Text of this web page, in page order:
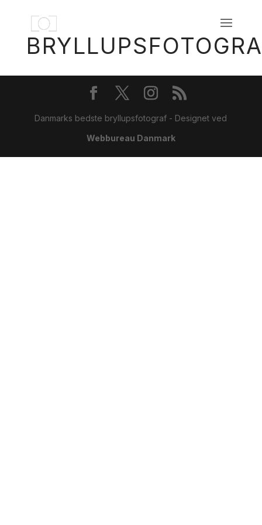
Danmarks bedste bryllupsfotograf - Designet ved
Webbureau Danmark